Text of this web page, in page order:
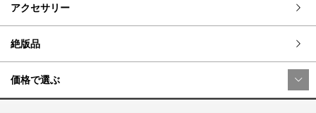
アクセサリー
絶版品
価格で選ぶ